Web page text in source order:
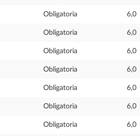
Obligatoria 6,0
Obligatoria 6,0
Obligatoria 6,0
Obligatoria 6,0
Obligatoria 6,0
Obligatoria 6,0
Obligatoria 6,0